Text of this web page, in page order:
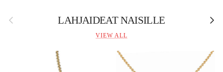
Previous LAHJAIDEAT NAISILLE Next
VIEW ALL